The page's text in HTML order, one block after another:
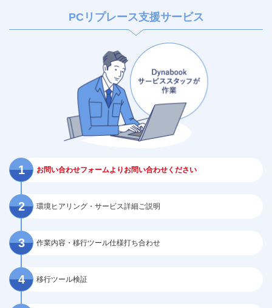
PCリプレース支援サービス
お問い合わせフォームよりお問い合わせください
環境ヒアリング・サービス詳細ご説明
作業内容・移行ツール仕様打ち合わせ
移行ツール検証